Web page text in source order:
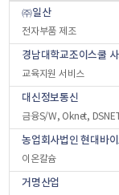
㈜일산
전자부품 제조
경남대학교조이스쿨
교육지원 서비스
대신정보통신
금융S/W, Oknet,
농업회사법인 현대바
이온칼슘
거명산업